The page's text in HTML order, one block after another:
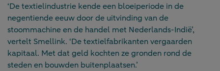
‘De textielindustrie kende een bloeiperiode in de
negentiende eeuw door de uitvinding van de
stoommachine en de handel met Nederlands-Indië’,
vertelt Smellink. ‘De textielfabrikanten vergaarden
kapitaal. Met dat geld kochten ze gronden rond de
steden en bouwden buitenplaatsen.’